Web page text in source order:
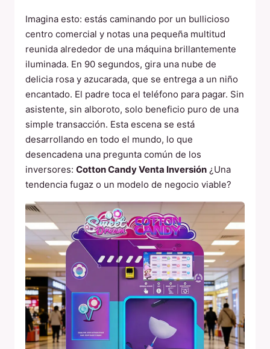
Imagina esto: estás caminando por un bullicioso
centro comercial y notas una pequeña multitud
reunida alrededor de una máquina brillantemente
iluminada. En 90 segundos, gira una nube de
delicia rosa y azucarada, que se entrega a un niño
encantado. El padre toca el teléfono para pagar. Sin
asistente, sin alboroto, solo beneficio puro de una
simple transacción. Esta escena se está
desarrollando en todo el mundo, lo que
desencadena una pregunta común de los
inversores: Cotton Candy Venta Inversión ¿Una
tendencia fugaz o un modelo de negocio viable?